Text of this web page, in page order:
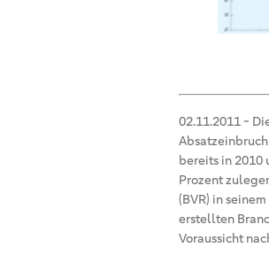
02.11.2011 -
bereits in 2010
Prozent
(BVR) in
erstellten
Voraussicht